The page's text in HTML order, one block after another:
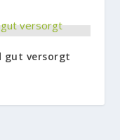
gut versorgt